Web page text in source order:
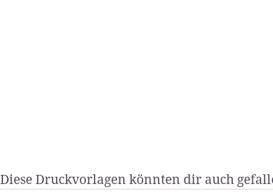
Diese Druckvorlagen könnten dir auch